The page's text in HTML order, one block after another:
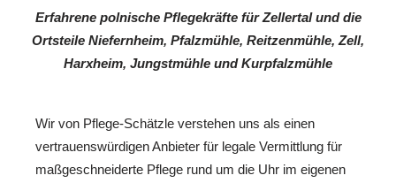
Erfahrene polnische Pflegekräfte für Zellertal und die
Ortsteile Niefernheim, Pfalzmühle, Reitzenmühle, Zell,
Harxheim, Jungstmühle und Kurpfalzmühle
Wir von Pflege-Schätzle verstehen uns als einen
vertrauenswürdigen Anbieter für legale Vermittlung für
maßgeschneiderte Pflege rund um die Uhr im eigenen